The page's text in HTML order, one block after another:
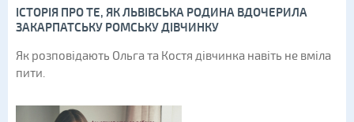
ІСТОРІЯ ПРО ТЕ, ЯК ЛЬВІВСЬКА РОДИНА ВДОЧЕРИЛА
ЗАКАРПАТСЬКУ РОМСЬКУ ДІВЧИНКУ
Як розповідають Ольга та Костя дівчинка навіть не вміла
пити.